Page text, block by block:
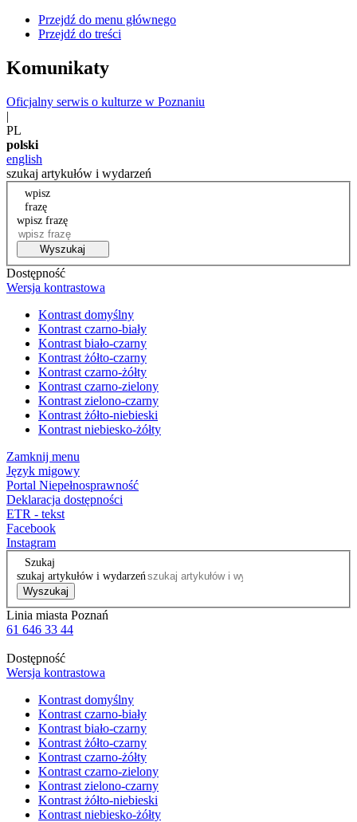
Przejdź do menu głównego
Przejdź do treści
Komunikaty
Oficjalny serwis o kulturze w Poznaniu
|
PL
polski
english
szukaj artykułów i wydarzeń
wpisz
frazę
wpisz frazę
Wyszukaj
Dostępność
Wersja kontrastowa
Kontrast domyślny
Kontrast czarno-biały
Kontrast biało-czarny
Kontrast żółto-czarny
Kontrast czarno-żółty
Kontrast czarno-zielony
Kontrast zielono-czarny
Kontrast żółto-niebieski
Kontrast niebiesko-żółty
Zamknij menu
Język migowy
Portal Niepełnosprawność
Deklaracja dostępności
ETR - tekst
Facebook
Instagram
Szukaj
szukaj artykułów i wydarzeń
Wyszukaj
Linia miasta Poznań
61 646 33 44
Dostępność
Wersja kontrastowa
Kontrast domyślny
Kontrast czarno-biały
Kontrast biało-czarny
Kontrast żółto-czarny
Kontrast czarno-żółty
Kontrast czarno-zielony
Kontrast zielono-czarny
Kontrast żółto-niebieski
Kontrast niebiesko-żółty